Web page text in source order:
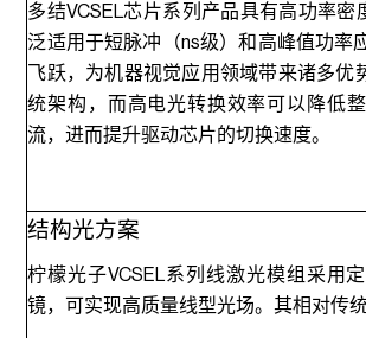
多结VCSEL芯片系列产品具有高功率
泛适用于短脉冲（ns级）和高峰值功率
飞跃，为机器视觉应用领域带来诸多
统架构，而高电光转换效率可以降低
流，进而提升驱动芯片的切换速度。
结构光方案
柠檬光子VCSEL系列线激光模组采用
镜，可实现高质量线型光场。其相对传